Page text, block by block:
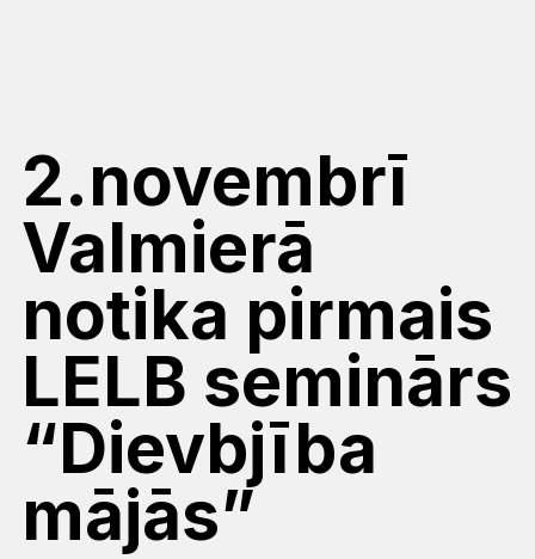
2.novembrī
Valmierā
notika pirmais
LELB seminārs
“Dievbjība
mājās”